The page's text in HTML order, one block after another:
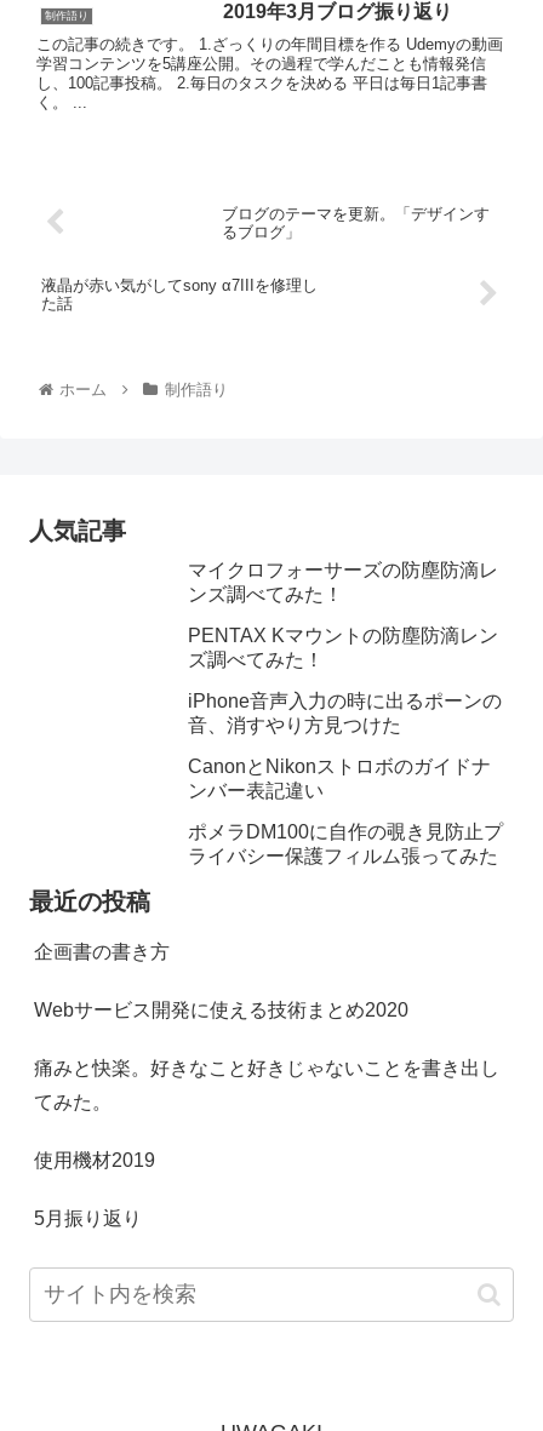
制作語り 2019年3月ブログ振り返り
この記事の続きです。 1.ざっくりの年間目標を作る Udemyの動画
学習コンテンツを5講座公開。その過程で学んだことも情報発信
し、100記事投稿。 2.毎日のタスクを決める 平日は毎日1記事書
く。 ...
ブログのテーマを更新。「デザインす
るブログ」
液晶が赤い気がしてsony α7IIIを修理し
た話
ホーム 制作語り
人気記事
マイクロフォーサーズの防塵防滴レ
ンズ調べてみた！
PENTAX Kマウントの防塵防滴レン
ズ調べてみた！
iPhone音声入力の時に出るポーンの
音、消すやり方見つけた
CanonとNikonストロボのガイドナ
ンバー表記違い
ポメラDM100に自作の覗き見防止プ
ライバシー保護フィルム張ってみた
最近の投稿
企画書の書き方
Webサービス開発に使える技術まとめ2020
痛みと快楽。好きなこと好きじゃないことを書き出し
てみた。
使用機材2019
5月振り返り